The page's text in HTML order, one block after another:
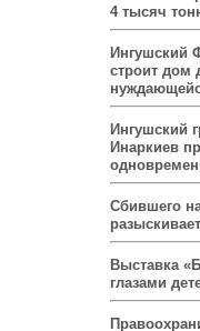
4 тысяч
Ингушский
строит дом
Ингушский
Инаркиев
Сбившего
Выставка
глазами